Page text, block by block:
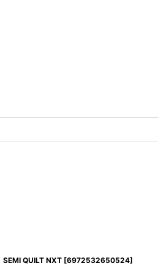
SEMI QUILT NXT [6972532650524]